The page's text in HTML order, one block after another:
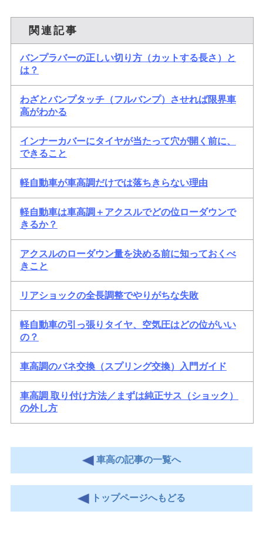
関連記事
バンプラバーの正しい切り方（カットする長さ）と
は？
わざとバンプタッチ（フルバンプ）させれば限界車
高がわかる
インナーカバーにタイヤが当たって穴が開く前に、
できること
軽自動車が車高調だけでは落ちきらない理由
軽自動車は車高調＋アクスルでどの位ローダウンで
きるか？
アクスルのローダウン量を決める前に知っておくべ
きこと
リアショックの全長調整でやりがちな失敗
軽自動車の引っ張りタイヤ、空気圧はどの位がいい
の？
車高調のバネ交換（スプリング交換）入門ガイド
車高調 取り付け方法／まずは純正サス（ショック）
の外し方
車高の記事の一覧へ
トップページへもどる